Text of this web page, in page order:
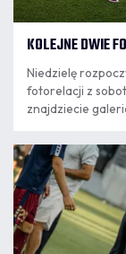
KOLEJNE DWIE
Niedzielę
fotorelacji z
znajdziecie
08.08
23:09